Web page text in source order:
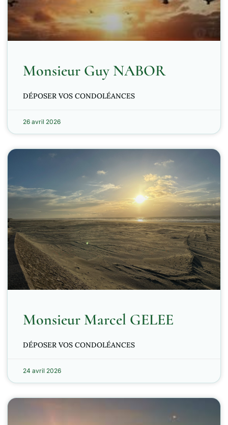
Monsieur Guy NABOR
DÉPOSER VOS CONDOLÉANCES
26 avril 2026
Monsieur Marcel GELEE
DÉPOSER VOS CONDOLÉANCES
24 avril 2026